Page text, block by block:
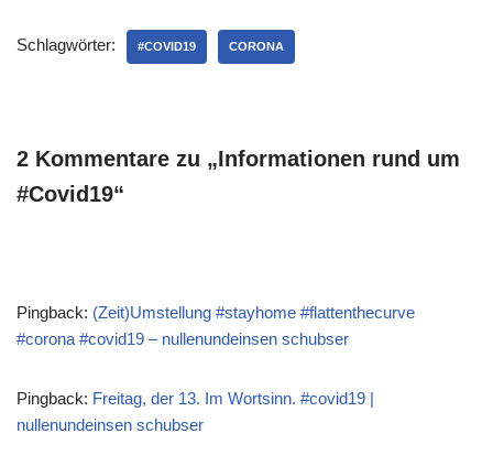
übrigens auch per Scan des
EAN-Strichcodes. Und
Packung auch vor…
Schlagwörter: #COVID19 CORONA
2 Kommentare zu „Informationen rund um
#Covid19“
Pingback: (Zeit)Umstellung #stayhome #flattenthecurve
#corona #covid19 – nullenundeinsen schubser
Pingback: Freitag, der 13. Im Wortsinn. #covid19 |
nullenundeinsen schubser